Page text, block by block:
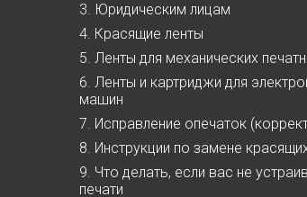
3. Юридическим лицам
4. Красящие ленты
5. Ленты для механических
6. Ленты и картриджи для
машин
7. Исправление опечаток
8. Инструкции по замене
9. Что делать, если вас не
печати